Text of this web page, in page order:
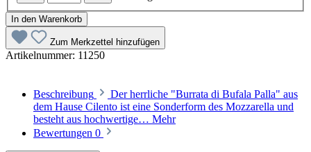
In den Warenkorb
Zum Merkzettel hinzufügen
Artikelnummer: 11250
Beschreibung
Der herrliche "Burrata di Bufala Palla" aus
dem Hause Cilento ist eine Sonderform des Mozzarella und
besteht aus hochwertige… Mehr
Bewertungen 0